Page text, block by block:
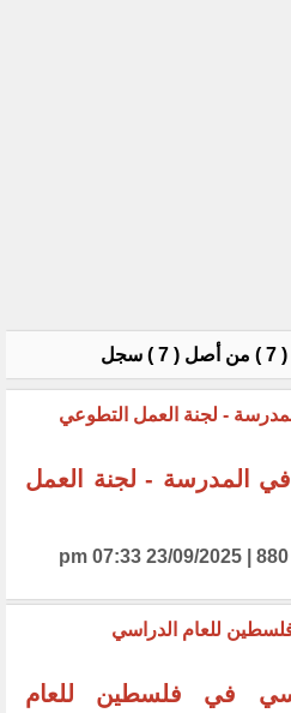
المدرسة - لجنة العمل
في فلسطين للعام